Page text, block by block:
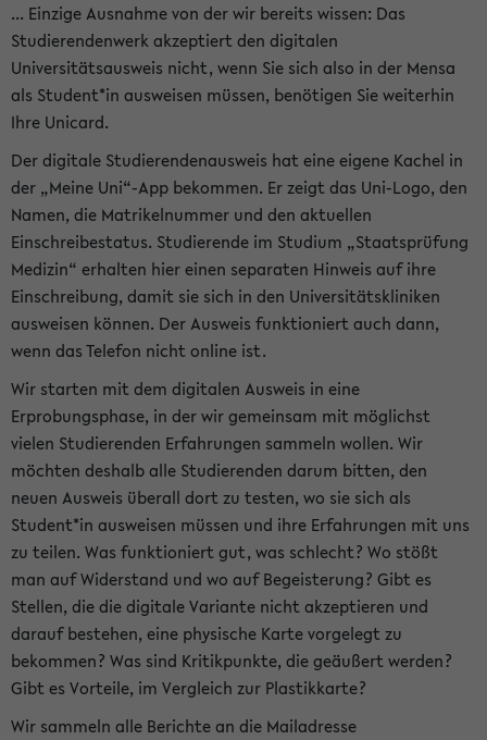
... Einzige Ausnahme von der wir bereits wissen: Das
Studierendenwerk akzeptiert den digitalen
Universitätsausweis nicht, wenn Sie sich also in der Mensa
als Student*in ausweisen müssen, benötigen Sie weiterhin
Ihre Unicard.
Der digitale Studierendenausweis hat eine eigene Kachel in
der „Meine Uni“-App bekommen. Er zeigt das Uni-Logo, den
Namen, die Matrikelnummer und den aktuellen
Einschreibestatus. Studierende im Studium „Staatsprüfung
Medizin“ erhalten hier einen separaten Hinweis auf ihre
Einschreibung, damit sie sich in den Universitätskliniken
ausweisen können. Der Ausweis funktioniert auch dann,
wenn das Telefon nicht online ist.
Wir starten mit dem digitalen Ausweis in eine
Erprobungsphase, in der wir gemeinsam mit möglichst
vielen Studierenden Erfahrungen sammeln wollen. Wir
möchten deshalb alle Studierenden darum bitten, den
neuen Ausweis überall dort zu testen, wo sie sich als
Student*in ausweisen müssen und ihre Erfahrungen mit uns
zu teilen. Was funktioniert gut, was schlecht? Wo stößt
man auf Widerstand und wo auf Begeisterung? Gibt es
Stellen, die die digitale Variante nicht akzeptieren und
darauf bestehen, eine physische Karte vorgelegt zu
bekommen? Was sind Kritikpunkte, die geäußert werden?
Gibt es Vorteile, im Vergleich zur Plastikkarte?
Wir sammeln alle Berichte an die Mailadresse